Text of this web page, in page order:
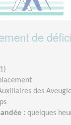
de
des
: quelques